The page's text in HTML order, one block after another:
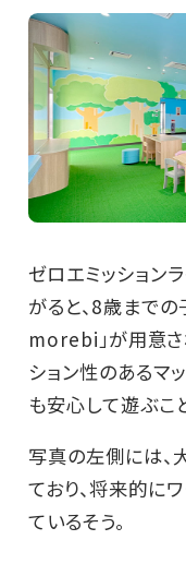
ゼロエミッション
がると、8歳まで
morebi」が用意さ
ション性のあるマ
も安心して遊ぶこ
写真の左側には、
ており、将来的に
ているそう。